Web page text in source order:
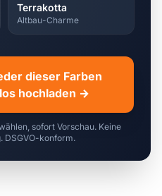
Terrakotta
Altbau-Charme
dieser Farben
hochladen →
sofort Vorschau. Keine
DSGVO-konform.